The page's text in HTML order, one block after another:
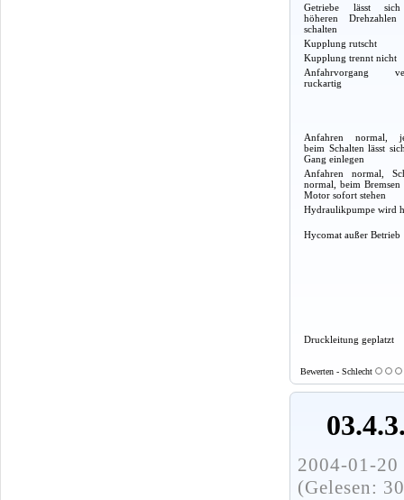
Getriebe lässt
höheren Drehzahlen
schalten
Kupplung rutscht
Kupplung trennt nicht
Anfahrvorgang
ruckartig
Anfahren normal,
beim Schalten lässt
Gang einlegen
Anfahren normal,
normal, beim Bremsen
Motor sofort stehen
Hydraulikpumpe wird
Hycomat außer Betrieb
Druckleitung geplatzt
Bewerten - Schlecht
2004-01-
(Gelesen: